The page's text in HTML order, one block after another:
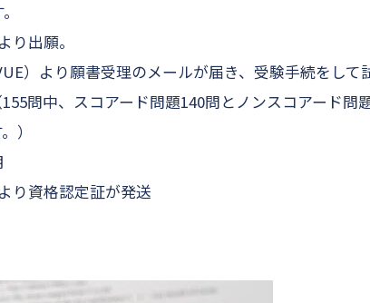
り出願。
）より願書受理のメールが届き、受験手続をして
問中、スコアード問題140問とノンスコアード問
）
り資格認定証が発送